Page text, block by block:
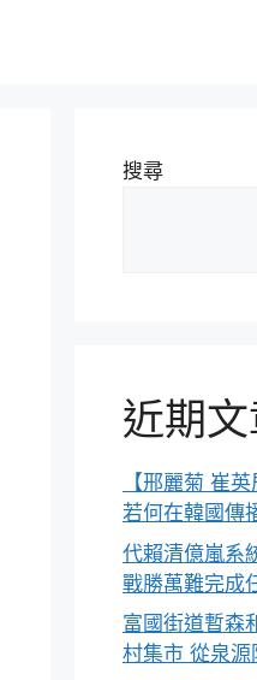
搜尋
近期
【邢麗菊 崔
若何在韓國傳
代賴清億嵐系
戰勝萬難完成
富國街道暫森
村集市 從泉源